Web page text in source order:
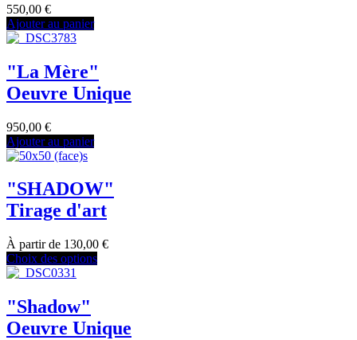
550,00 €
Ajouter au panier
"La Mère"
Oeuvre Unique
950,00 €
Ajouter au panier
"SHADOW"
Tirage d'art
À partir de 130,00 €
Choix des options
"Shadow"
Oeuvre Unique